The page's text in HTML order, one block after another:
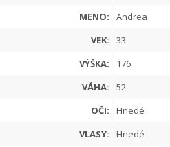
MENO:
Andrea
VEK:
33
VÝŠKA:
176
VÁHA:
52
OČI:
Hnedé
VLASY:
Hnedé